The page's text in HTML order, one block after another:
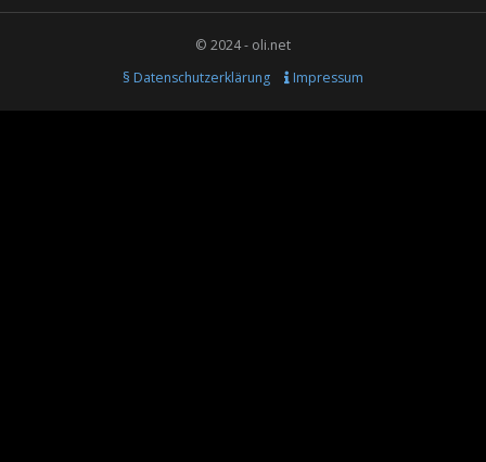
© 2024 - oli.net
§ Datenschutzerklärung
Impressum